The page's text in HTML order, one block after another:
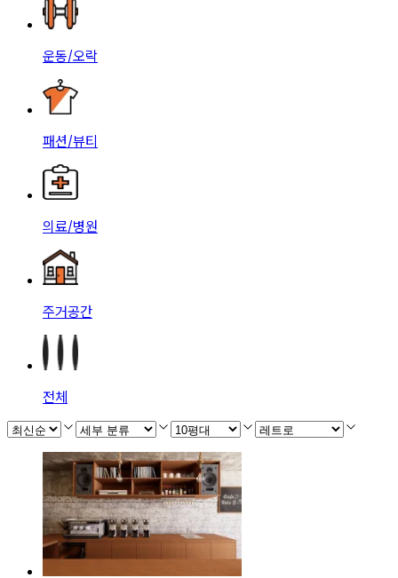
운동/오락
패션/뷰티
의료/병원
주거공간
전체